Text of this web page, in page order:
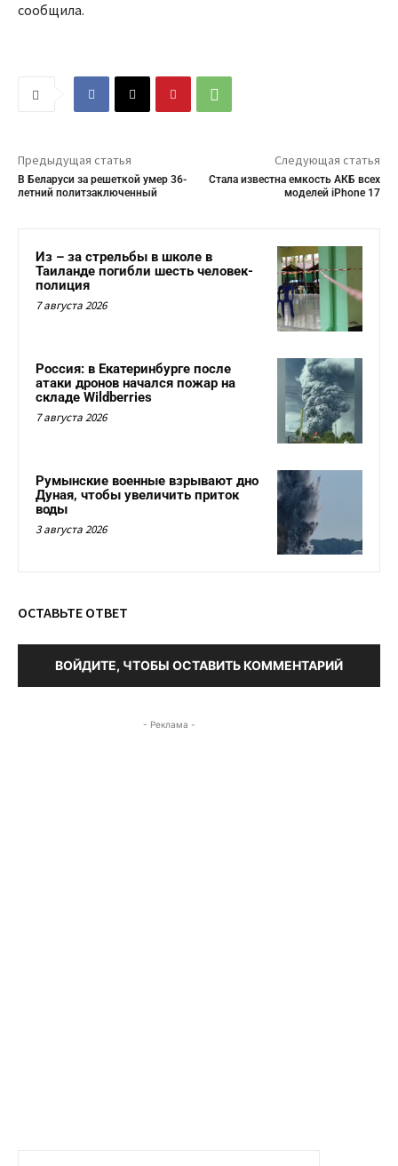
сообщила.
Предыдущая статья
В Беларуси за решеткой умер 36-
летний политзаключенный
Следующая статья
Стала известна емкость АКБ всех
моделей iPhone 17
Из – за стрельбы в школе в
Таиланде погибли шесть человек-
полиция
7 августа 2026
Россия: в Екатеринбурге после
атаки дронов начался пожар на
складе Wildberries
7 августа 2026
Румынские военные взрывают дно
Дуная, чтобы увеличить приток
воды
3 августа 2026
ОСТАВЬТЕ ОТВЕТ
ВОЙДИТЕ, ЧТОБЫ ОСТАВИТЬ КОММЕНТАРИЙ
- Реклама -